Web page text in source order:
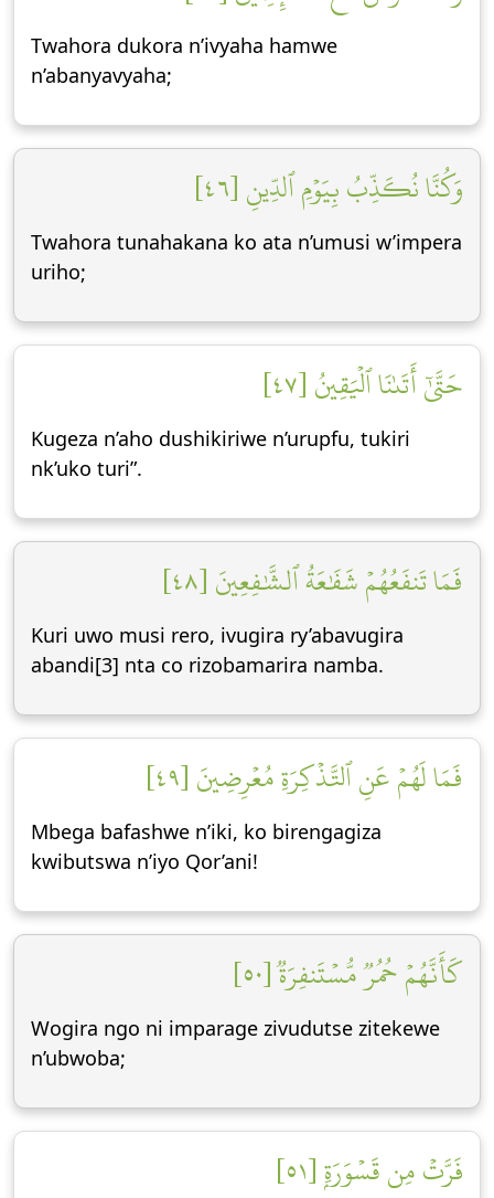
Twahora dukora n’ivyaha hamwe
n’abanyavyaha;
وَكُنَّا نُكَذِّبُ بِيَوۡمِ ٱلدِّينِ [٤٦]
Twahora tunahakana ko ata n’umusi w’impera
uriho;
حَتَّىٰٓ أَتَىٰنَا ٱلۡيَقِينُ [٤٧]
Kugeza n’aho dushikiriwe n’urupfu, tukiri
nk’uko turi”.
فَمَا تَنفَعُهُمۡ شَفَٰعَةُ ٱلشَّٰفِعِينَ [٤٨]
Kuri uwo musi rero, ivugira ry’abavugira
abandi[3] nta co rizobamarira namba.
فَمَا لَهُمۡ عَنِ ٱلتَّذۡكِرَةِ مُعۡرِضِينَ [٤٩]
Mbega bafashwe n’iki, ko birengagiza
kwibutswa n’iyo Qor’ani!
كَأَنَّهُمۡ حُمُرٞ مُّسۡتَنفِرَةٞ [٥٠]
Wogira ngo ni imparage zivudutse zitekewe
n’ubwoba;
فَرَّتۡ مِن قَسۡوَرَةِۭ [٥١]